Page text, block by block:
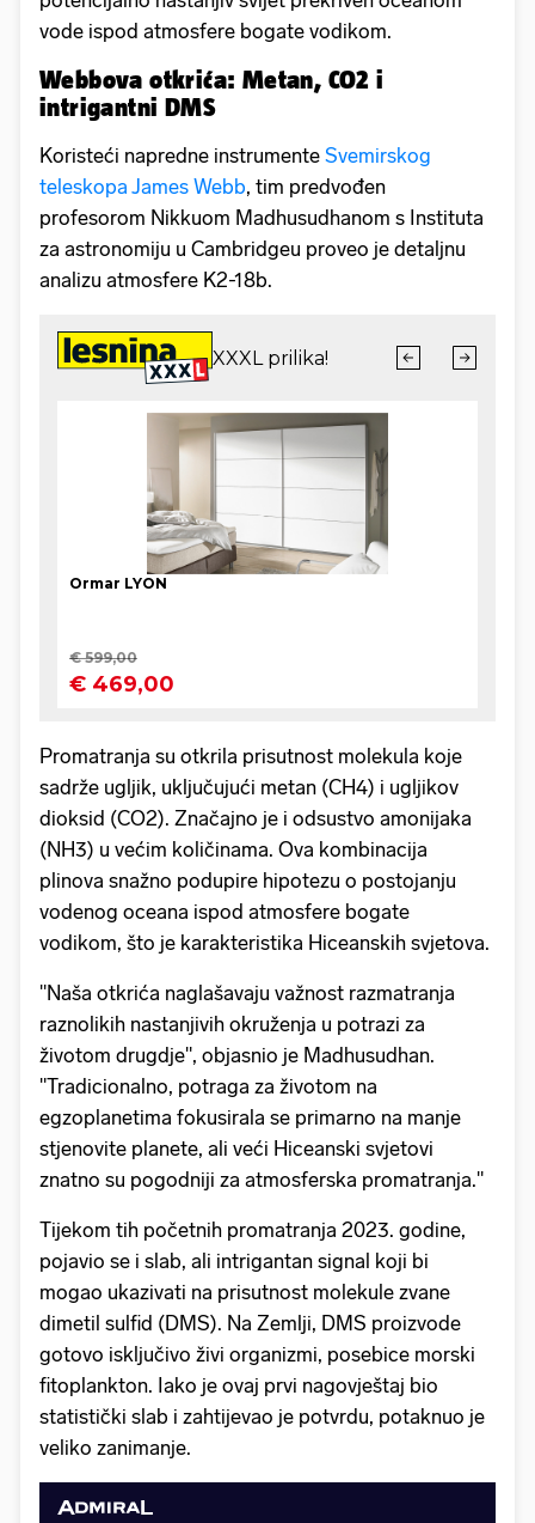
vode ispod atmosfere bogate vodikom.
Webbova otkrića: Metan, CO2 i
intrigantni DMS
Koristeći napredne instrumente Svemirskog
teleskopa James Webb, tim predvođen
profesorom Nikkuom Madhusudhanom s Instituta
za astronomiju u Cambridgeu proveo je detaljnu
analizu atmosfere K2-18b.
Promatranja su otkrila prisutnost molekula koje
sadrže ugljik, uključujući metan (CH4) i ugljikov
dioksid (CO2). Značajno je i odsustvo amonijaka
(NH3) u većim količinama. Ova kombinacija
plinova snažno podupire hipotezu o postojanju
vodenog oceana ispod atmosfere bogate
vodikom, što je karakteristika Hiceanskih svjetova.
"Naša otkrića naglašavaju važnost razmatranja
raznolikih nastanjivih okruženja u potrazi za
životom drugdje", objasnio je Madhusudhan.
"Tradicionalno, potraga za životom na
egzoplanetima fokusirala se primarno na manje
stjenovite planete, ali veći Hiceanski svjetovi
znatno su pogodniji za atmosferska promatranja."
Tijekom tih početnih promatranja 2023. godine,
pojavio se i slab, ali intrigantan signal koji bi
mogao ukazivati na prisutnost molekule zvane
dimetil sulfid (DMS). Na Zemlji, DMS proizvode
gotovo isključivo živi organizmi, posebice morski
fitoplankton. Iako je ovaj prvi nagovještaj bio
statistički slab i zahtijevao je potvrdu, potaknuo je
veliko zanimanje.